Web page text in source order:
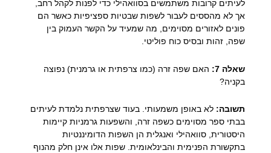
לעיתים קרובות משתמשים בסוואהילי כדי לפנות לקהל רחב,
אך לא מהססים לעבור לשפות שבטיות ספציפיות כאשר הם
פונים לאזורים מסוימים, מה שמעיד על הקשר העמוק בין
שפה, זהות ובסיס כוח פוליטי.
שאלה 7:
האם שפה זרה (כמו צרפתית או גרמנית) נפוצה
בקניה?
תשובה: לא באופן משמעותי. בעוד שצרפתית נלמדת לעיתים
בבתי ספר מסוימים כשפה זרה, והשפעות גרמניות קיימות
היסטורית, סוואהילי ואנגלית הן השפות הדומיננטיות
בתקשורת הפנימית והבינלאומית. שפות אלו אינן חלק מהנוף